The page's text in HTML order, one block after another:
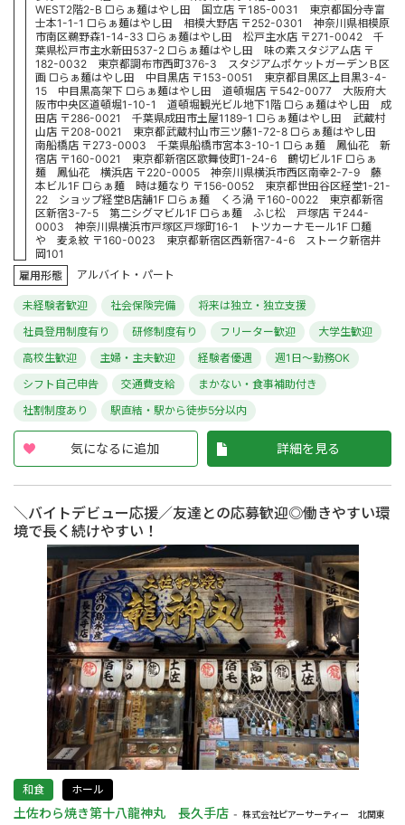
WEST2階2-B □らぁ麺はやし田 国立店 〒185-0031 東京都国分寺富
士本1-1-1 □らぁ麺はやし田 相模大野店 〒252-0301 神奈川県相模原
市南区鵜野森1-14-33 □らぁ麺はやし田 松戸主水店 〒271-0042 千
葉県松戸市主水新田537-2 □らぁ麺はやし田 味の素スタジアム店 〒
182-0032 東京都調布市西町376-3 スタジアムポケットガーデンＢ区
画 □らぁ麺はやし田 中目黒店 〒153-0051 東京都目黒区上目黒3-4-
15 中目黒高架下 □らぁ麺はやし田 道頓堀店 〒542-0077 大阪府大
阪市中央区道頓堀1-10-1 道頓堀観光ビル地下1階 □らぁ麺はやし田 成
田店 〒286-0021 千葉県成田市土屋1189-1 □らぁ麺はやし田 武蔵村
山店 〒208-0021 東京都武蔵村山市三ツ藤1-72-8 □らぁ麺はやし田
南船橋店 〒273-0003 千葉県船橋市宮本3-10-1 □らぁ麺 鳳仙花 新
宿店 〒160-0021 東京都新宿区歌舞伎町1-24-6 鶴切ビル1F □らぁ
麺 鳳仙花 横浜店 〒220-0005 神奈川県横浜市西区南幸2-7-9 藤
本ビル1F □らぁ麺 時は麺なり 〒156-0052 東京都世田谷区経堂1-21-
22 ショップ経堂B店舗1F □らぁ麺 くろ渦 〒160-0022 東京都新宿
区新宿3-7-5 第二シグマビル1F □らぁ麺 ふじ松 戸塚店 〒244-
0003 神奈川県横浜市戸塚区戸塚町16-1 トツカーナモール1F □麺
や 麦ゑ紋 〒160-0023 東京都新宿区西新宿7-4-6 ストーク新宿井
岡101
雇用形態
アルバイト・パート
未経験者歓迎 社会保険完備
将来は独立・独立支援
社員登用制度有り
研修制度有り フリーター歓迎
大学生歓迎
高校生歓迎
主婦・主夫歓迎 経験者優遇
週1日～勤務OK
シフト自己申告
交通費支給
まかない・食事補助付き
社割制度あり
駅直結・駅から徒歩5分以内
気になるに追加 詳細を見る
＼バイトデビュー応援／友達との応募歓迎◎働きやすい環
境で長く続けやすい！
和食 ホール
土佐わら焼き第十八龍神丸 長久手店 株式会社ピアーサーティー 北関東